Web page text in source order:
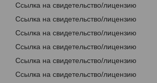
Ссылка на свидетельство/лицензию
Ссылка на свидетельство/лицензию
Ссылка на свидетельство/лицензию
Ссылка на свидетельство/лицензию
Ссылка на свидетельство/лицензию
Ссылка на свидетельство/лицензию